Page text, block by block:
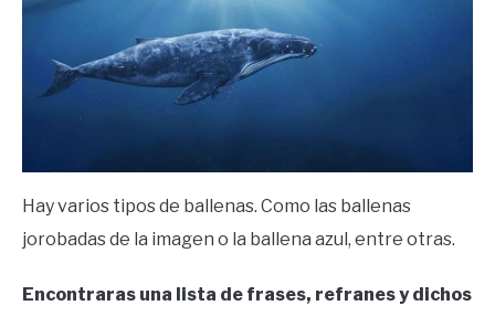
Hay varios tipos de ballenas. Como las ballenas
jorobadas de la imagen o la ballena azul, entre otras.
Encontraras una lista de frases, refranes y dichos